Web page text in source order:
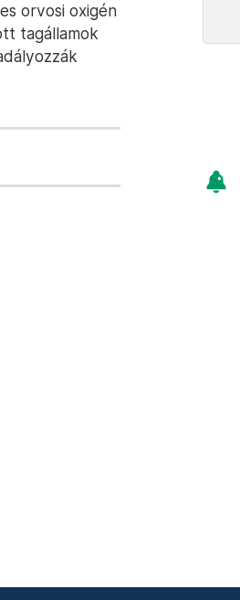
orvosi oxigén
tagállamok